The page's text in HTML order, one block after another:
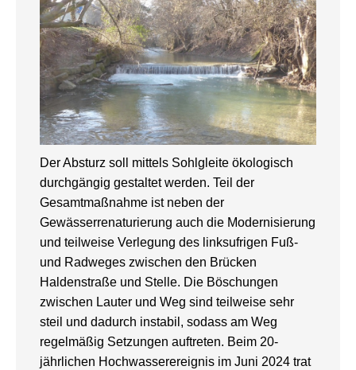
Der Absturz soll mittels Sohlgleite ökologisch
durchgängig gestaltet werden. Teil der
Gesamtmaßnahme ist neben der
Gewässerrenaturierung auch die Modernisierung
und teilweise Verlegung des linksufrigen Fuß-
und Radweges zwischen den Brücken
Haldenstraße und Stelle. Die Böschungen
zwischen Lauter und Weg sind teilweise sehr
steil und dadurch instabil, sodass am Weg
regelmäßig Setzungen auftreten. Beim 20-
jährlichen Hochwasserereignis im Juni 2024 trat